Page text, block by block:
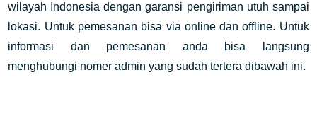
wilayah Indonesia dengan garansi pengiriman utuh sampai
lokasi. Untuk pemesanan bisa via online dan offline. Untuk
informasi dan pemesanan anda bisa langsung
menghubungi nomer admin yang sudah tertera dibawah ini.